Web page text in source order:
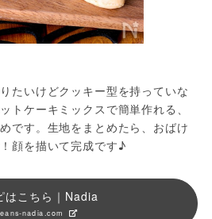
たいけどクッキー型を持っていな
ケーキミックスで簡単作れる、
です。生地をまとめたら、おばけ
顔を描いて完成です♪
はこちら｜Nadia
nadia.com